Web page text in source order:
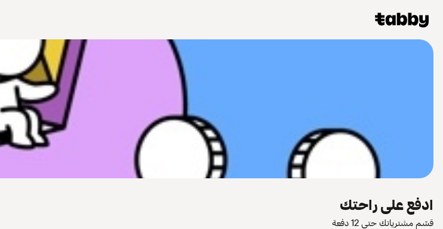
ادفع على راحتك
قسّم مشترياتك حتى 12 دفعة